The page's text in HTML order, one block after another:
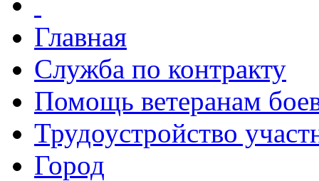
Главная
Служба по контракту
Помощь ветеранам
Трудоустройство
Город